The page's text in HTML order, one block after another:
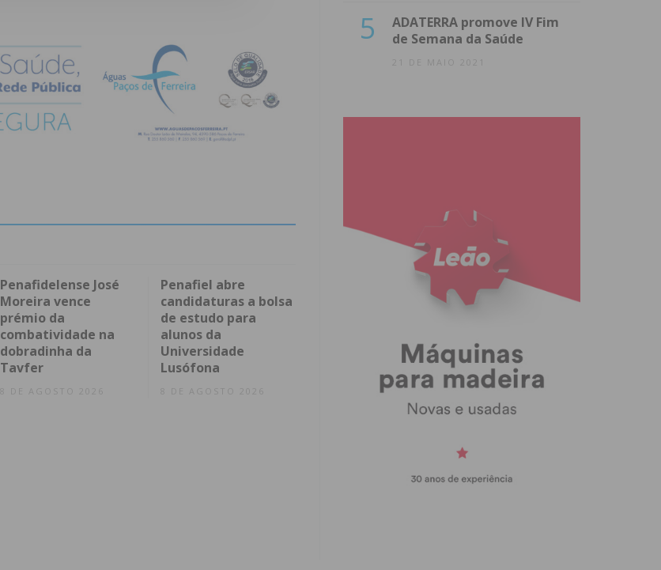
Penafidelense José
Moreira vence
prémio da
combatividade na
dobradinha da
Tavfer
8 DE AGOSTO 2026
Penafiel abre
candidaturas a bolsa
de estudo para
alunos da
Universidade
Lusófona
8 DE AGOSTO 2026
5
ADATERRA promove IV Fim
de Semana da Saúde
21 DE MAIO 2021